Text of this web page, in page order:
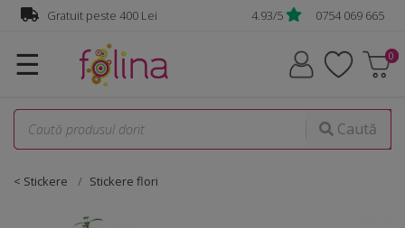
Gratuit peste 400 Lei 4.93/5 0754 069 665
☰
Caută
< Stickere Stickere flori